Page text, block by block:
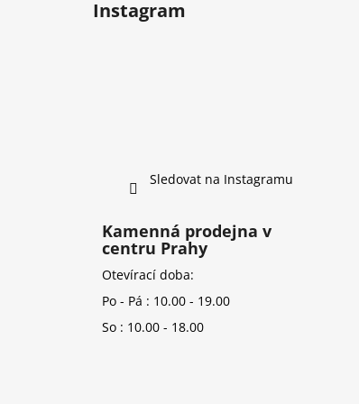
Instagram
Sledovat na Instagramu
Kamenná prodejna v
centru Prahy
Otevírací doba:
Po - Pá : 10.00 - 19.00
So : 10.00 - 18.00